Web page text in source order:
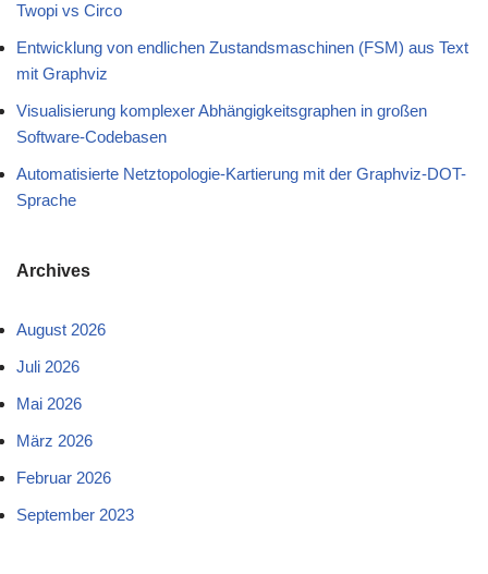
Twopi vs Circo
Entwicklung von endlichen Zustandsmaschinen (FSM) aus Text
mit Graphviz
Visualisierung komplexer Abhängigkeitsgraphen in großen
Software-Codebasen
Automatisierte Netztopologie-Kartierung mit der Graphviz-DOT-
Sprache
Archives
August 2026
Juli 2026
Mai 2026
März 2026
Februar 2026
September 2023